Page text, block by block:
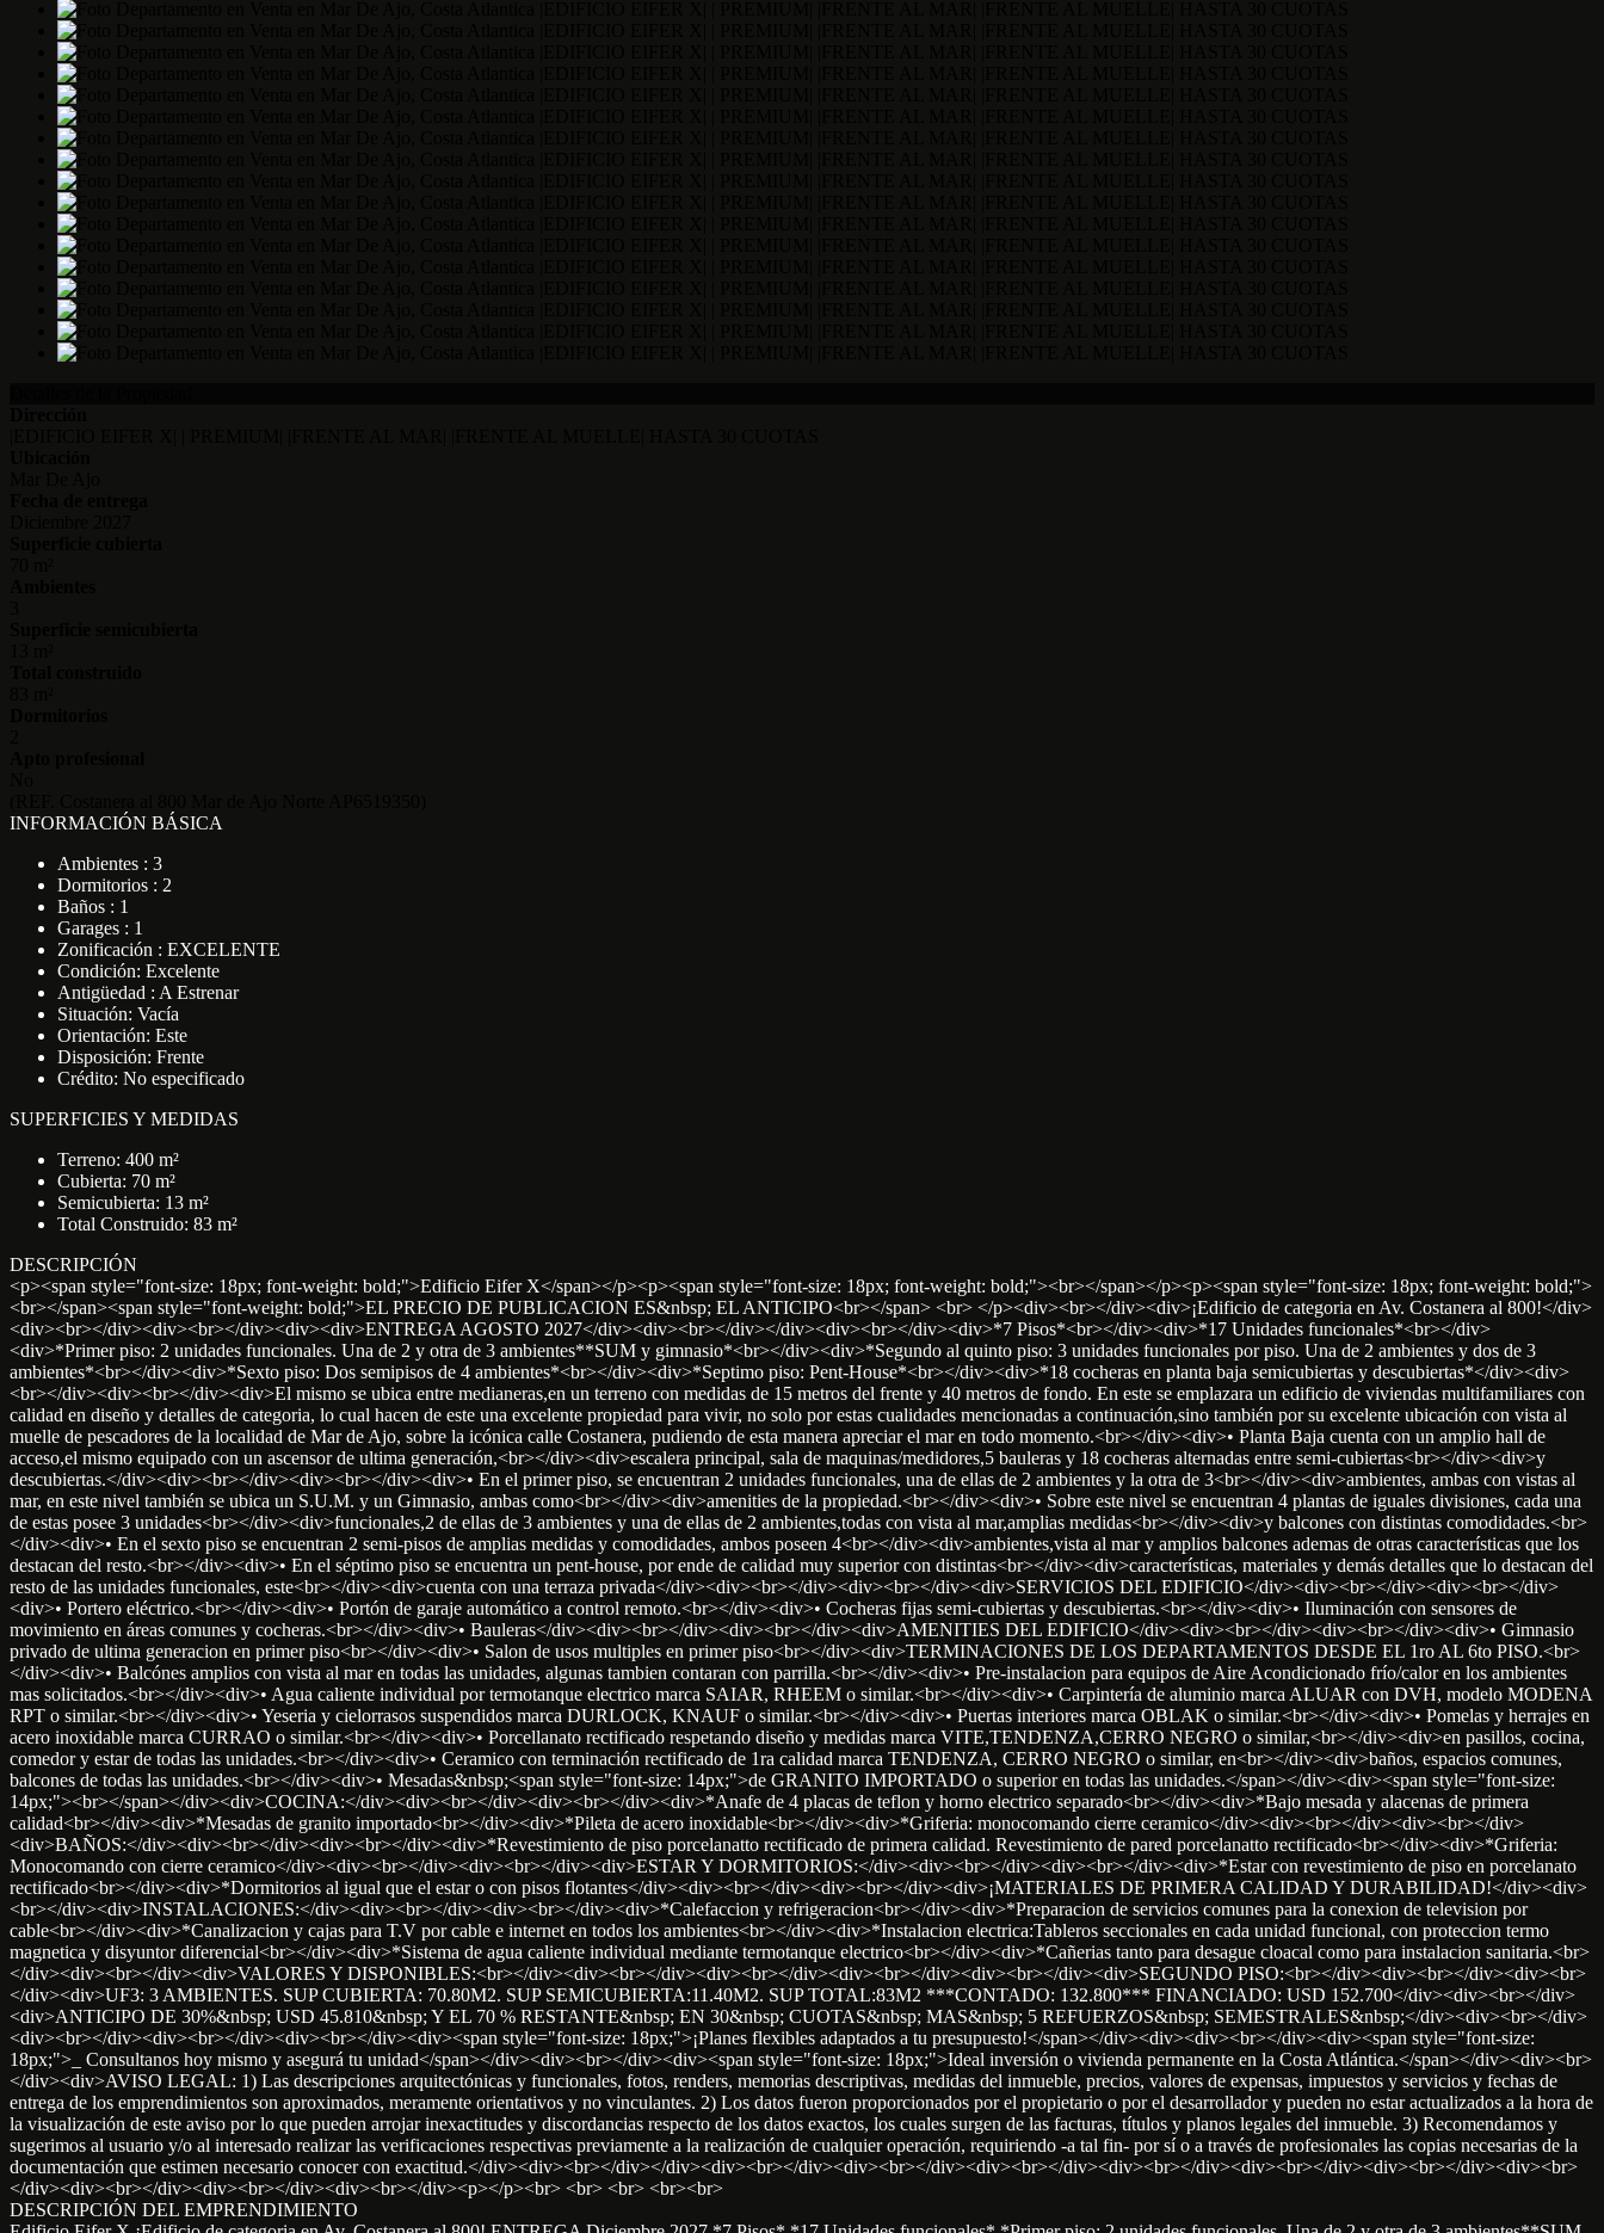
INFORMACIÓN BÁSICA
Ambientes : 3
Dormitorios : 2
Baños : 1
Garages : 1
Zonificación : EXCELENTE
Condición: Excelente
Antigüedad : A Estrenar
Situación: Vacía
Orientación: Este
Disposición: Frente
Crédito: No especificado
SUPERFICIES Y MEDIDAS
Terreno: 400 m²
Cubierta: 70 m²
Semicubierta: 13 m²
Total Construido: 83 m²
DESCRIPCIÓN
<p><span style="font-size: 18px; font-weight: bold;">Edificio Eifer X</span></p><p><span style="font-size: 18px; font-weight: bold;"><br></span></p><p><span style="font-size: 18px; font-weight: bold;">
<br></span><span style="font-weight: bold;">EL PRECIO DE PUBLICACION ES&nbsp; EL ANTICIPO<br></span> <br> </p><div><br></div><div>¡Edificio de categoria en Av. Costanera al 800!</div>
<div><br></div><div><br></div><div><div>ENTREGA AGOSTO 2027</div><div><br></div></div><div><br></div><div>*7 Pisos*<br></div><div>*17 Unidades funcionales*<br></div>
<div>*Primer piso: 2 unidades funcionales. Una de 2 y otra de 3 ambientes**SUM y gimnasio*<br></div><div>*Segundo al quinto piso: 3 unidades funcionales por piso. Una de 2 ambientes y dos de 3
ambientes*<br></div><div>*Sexto piso: Dos semipisos de 4 ambientes*<br></div><div>*Septimo piso: Pent-House*<br></div><div>*18 cocheras en planta baja semicubiertas y descubiertas*</div><div>
<br></div><div><br></div><div>El mismo se ubica entre medianeras,en un terreno con medidas de 15 metros del frente y 40 metros de fondo. En este se emplazara un edificio de viviendas multifamiliares con
calidad en diseño y detalles de categoria, lo cual hacen de este una excelente propiedad para vivir, no solo por estas cualidades mencionadas a continuación,sino también por su excelente ubicación con vista al
muelle de pescadores de la localidad de Mar de Ajo, sobre la icónica calle Costanera, pudiendo de esta manera apreciar el mar en todo momento.<br></div><div>• Planta Baja cuenta con un amplio hall de
acceso,el mismo equipado con un ascensor de ultima generación,<br></div><div>escalera principal, sala de maquinas/medidores,5 bauleras y 18 cocheras alternadas entre semi-cubiertas<br></div><div>y
descubiertas.</div><div><br></div><div><br></div><div>• En el primer piso, se encuentran 2 unidades funcionales, una de ellas de 2 ambientes y la otra de 3<br></div><div>ambientes, ambas con vistas al
mar, en este nivel también se ubica un S.U.M. y un Gimnasio, ambas como<br></div><div>amenities de la propiedad.<br></div><div>• Sobre este nivel se encuentran 4 plantas de iguales divisiones, cada una
de estas posee 3 unidades<br></div><div>funcionales,2 de ellas de 3 ambientes y una de ellas de 2 ambientes,todas con vista al mar,amplias medidas<br></div><div>y balcones con distintas comodidades.<br>
</div><div>• En el sexto piso se encuentran 2 semi-pisos de amplias medidas y comodidades, ambos poseen 4<br></div><div>ambientes,vista al mar y amplios balcones ademas de otras características que los
destacan del resto.<br></div><div>• En el séptimo piso se encuentra un pent-house, por ende de calidad muy superior con distintas<br></div><div>características, materiales y demás detalles que lo destacan del
resto de las unidades funcionales, este<br></div><div>cuenta con una terraza privada</div><div><br></div><div><br></div><div>SERVICIOS DEL EDIFICIO</div><div><br></div><div><br></div>
<div>• Portero eléctrico.<br></div><div>• Portón de garaje automático a control remoto.<br></div><div>• Cocheras fijas semi-cubiertas y descubiertas.<br></div><div>• Iluminación con sensores de
movimiento en áreas comunes y cocheras.<br></div><div>• Bauleras</div><div><br></div><div><br></div><div>AMENITIES DEL EDIFICIO</div><div><br></div><div><br></div><div>• Gimnasio
privado de ultima generacion en primer piso<br></div><div>• Salon de usos multiples en primer piso<br></div><div>TERMINACIONES DE LOS DEPARTAMENTOS DESDE EL 1ro AL 6to PISO.<br>
</div><div>• Balcónes amplios con vista al mar en todas las unidades, algunas tambien contaran con parrilla.<br></div><div>• Pre-instalacion para equipos de Aire Acondicionado frío/calor en los ambientes
mas solicitados.<br></div><div>• Agua caliente individual por termotanque electrico marca SAIAR, RHEEM o similar.<br></div><div>• Carpintería de aluminio marca ALUAR con DVH, modelo MODENA
RPT o similar.<br></div><div>• Yeseria y cielorrasos suspendidos marca DURLOCK, KNAUF o similar.<br></div><div>• Puertas interiores marca OBLAK o similar.<br></div><div>• Pomelas y herrajes en
acero inoxidable marca CURRAO o similar.<br></div><div>• Porcellanato rectificado respetando diseño y medidas marca VITE,TENDENZA,CERRO NEGRO o similar,<br></div><div>en pasillos, cocina,
comedor y estar de todas las unidades.<br></div><div>• Ceramico con terminación rectificado de 1ra calidad marca TENDENZA, CERRO NEGRO o similar, en<br></div><div>baños, espacios comunes,
balcones de todas las unidades.<br></div><div>• Mesadas&nbsp;<span style="font-size: 14px;">de GRANITO IMPORTADO o superior en todas las unidades.</span></div><div><span style="font-size:
14px;"><br></span></div><div>COCINA:</div><div><br></div><div><br></div><div>*Anafe de 4 placas de teflon y horno electrico separado<br></div><div>*Bajo mesada y alacenas de primera
calidad<br></div><div>*Mesadas de granito importado<br></div><div>*Pileta de acero inoxidable<br></div><div>*Griferia: monocomando cierre ceramico</div><div><br></div><div><br></div>
<div>BAÑOS:</div><div><br></div><div><br></div><div>*Revestimiento de piso porcelanatto rectificado de primera calidad. Revestimiento de pared porcelanatto rectificado<br></div><div>*Griferia:
Monocomando con cierre ceramico</div><div><br></div><div><br></div><div>ESTAR Y DORMITORIOS:</div><div><br></div><div><br></div><div>*Estar con revestimiento de piso en porcelanato
rectificado<br></div><div>*Dormitorios al igual que el estar o con pisos flotantes</div><div><br></div><div><br></div><div>¡MATERIALES DE PRIMERA CALIDAD Y DURABILIDAD!</div><div>
<br></div><div>INSTALACIONES:</div><div><br></div><div><br></div><div>*Calefaccion y refrigeracion<br></div><div>*Preparacion de servicios comunes para la conexion de television por
cable<br></div><div>*Canalizacion y cajas para T.V por cable e internet en todos los ambientes<br></div><div>*Instalacion electrica:Tableros seccionales en cada unidad funcional, con proteccion termo
magnetica y disyuntor diferencial<br></div><div>*Sistema de agua caliente individual mediante termotanque electrico<br></div><div>*Cañerias tanto para desague cloacal como para instalacion sanitaria.<br>
</div><div><br></div><div>VALORES Y DISPONIBLES:<br></div><div><br></div><div><br></div><div><br></div><div><br></div><div>SEGUNDO PISO:<br></div><div><br></div><div><br>
</div><div>UF3: 3 AMBIENTES. SUP CUBIERTA: 70.80M2. SUP SEMICUBIERTA:11.40M2. SUP TOTAL:83M2 ***CONTADO: 132.800*** FINANCIADO: USD 152.700</div><div><br></div>
<div>ANTICIPO DE 30%&nbsp; USD 45.810&nbsp; Y EL 70 % RESTANTE&nbsp; EN 30&nbsp; CUOTAS&nbsp; MAS&nbsp; 5 REFUERZOS&nbsp; SEMESTRALES&nbsp;</div><div><br></div>
<div><br></div><div><br></div><div><br></div><div><span style="font-size: 18px;">¡Planes flexibles adaptados a tu presupuesto!</span></div><div><div><br></div><div><span style="font-size:
18px;">_ Consultanos hoy mismo y asegurá tu unidad</span></div><div><br></div><div><span style="font-size: 18px;">Ideal inversión o vivienda permanente en la Costa Atlántica.</span></div><div><br>
</div><div>AVISO LEGAL: 1) Las descripciones arquitectónicas y funcionales, fotos, renders, memorias descriptivas, medidas del inmueble, precios, valores de expensas, impuestos y servicios y fechas de
entrega de los emprendimientos son aproximados, meramente orientativos y no vinculantes. 2) Los datos fueron proporcionados por el propietario o por el desarrollador y pueden no estar actualizados a la hora de
la visualización de este aviso por lo que pueden arrojar inexactitudes y discordancias respecto de los datos exactos, los cuales surgen de las facturas, títulos y planos legales del inmueble. 3) Recomendamos y
sugerimos al usuario y/o al interesado realizar las verificaciones respectivas previamente a la realización de cualquier operación, requiriendo -a tal fin- por sí o a través de profesionales las copias necesarias de la
documentación que estimen necesario conocer con exactitud.</div><div><br></div></div><div><br></div><div><br></div><div><br></div><div><br></div><div><br></div><div><br></div><div><br>
</div><div><br></div><div><br></div><div><br></div><p></p><br> <br> <br> <br><br>
DESCRIPCIÓN DEL EMPRENDIMIENTO